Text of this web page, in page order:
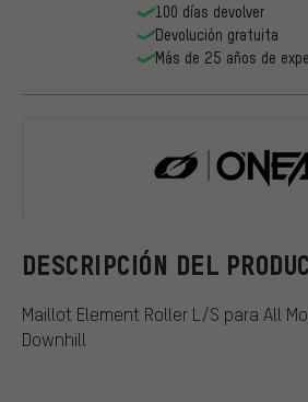
DESCRIPCIÓN DEL
Maillot Element Roller L/S para All
Downhill
100 días devolver
Devolución gratuita
Más de 25 años de